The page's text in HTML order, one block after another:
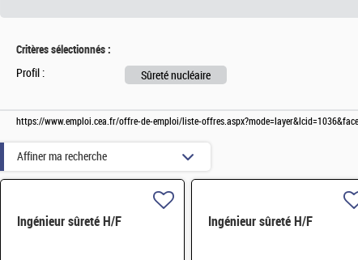
Critères sélectionnés :
Profil : Sûreté nucléaire
https://www.emploi.cea.fr/offre-de-emploi/liste-
Ingénieur sûreté H/F Ingénieur sûreté H/F
Affiner ma recherche